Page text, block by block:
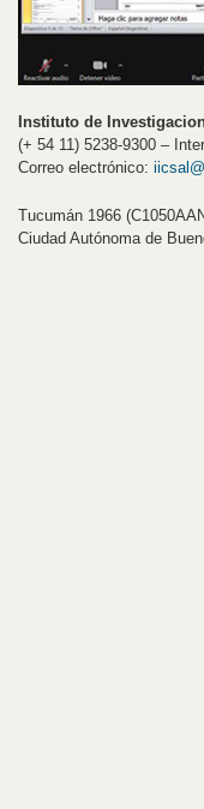
Instituto de
(+ 54 11) 5238-9300 –
Correo electrónico:
Tucumán 1966
Ciudad Autónoma de